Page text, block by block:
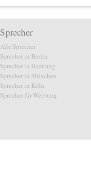
Sprecher
Alle Sprecher
Sprecher in Berlin
Sprecher in Hamburg
Sprecher in München
Sprecher in Köln
Sprecher für Werbung